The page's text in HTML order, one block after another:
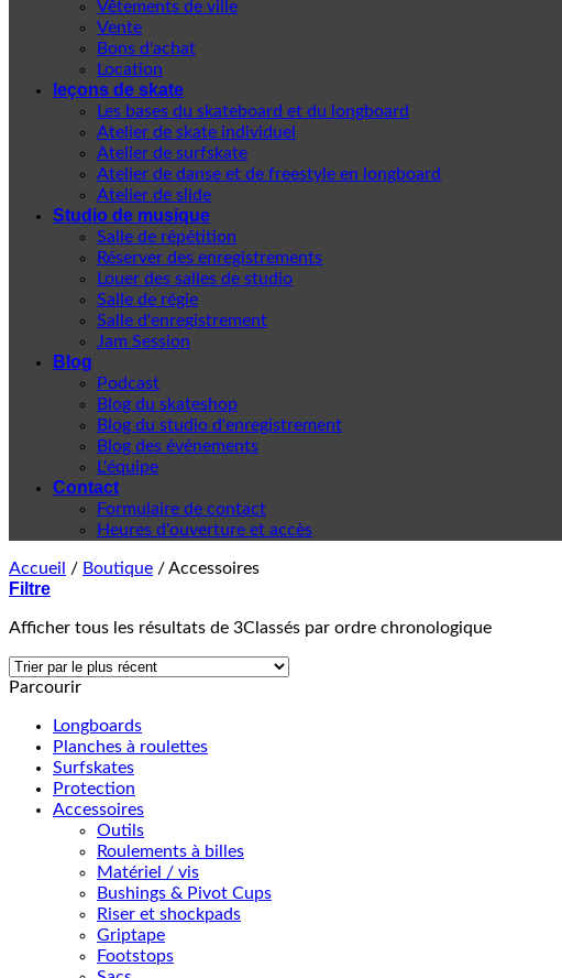
Vêtements de ville
Vente
Bons d'achat
Location
leçons de skate
Les bases du skateboard et du longboard
Atelier de skate individuel
Atelier de surfskate
Atelier de danse et de freestyle en longboard
Atelier de slide
Studio de musique
Salle de répétition
Réserver des enregistrements
Louer des salles de studio
Salle de régie
Salle d'enregistrement
Jam Session
Blog
Podcast
Blog du skateshop
Blog du studio d'enregistrement
Blog des événements
L'équipe
Contact
Formulaire de contact
Heures d'ouverture et accès
Accueil / Boutique /Accessoires
Filtre
Afficher tous les résultats de 3Classés par ordre chronologique
Parcourir
Longboards
Planches à roulettes
Surfskates
Protection
Accessoires
Outils
Roulements à billes
Matériel / vis
Bushings & Pivot Cups
Riser et shockpads
Griptape
Footstops